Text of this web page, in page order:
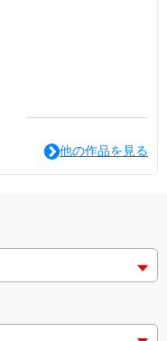
他の作品を見る